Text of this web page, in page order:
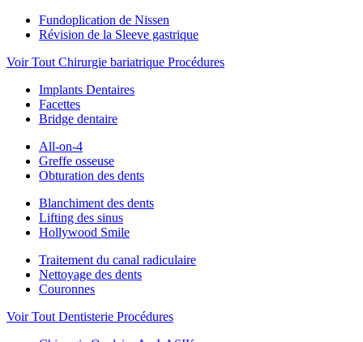
Fundoplication de Nissen
Révision de la Sleeve gastrique
Voir Tout Chirurgie bariatrique Procédures
Implants Dentaires
Facettes
Bridge dentaire
All-on-4
Greffe osseuse
Obturation des dents
Blanchiment des dents
Lifting des sinus
Hollywood Smile
Traitement du canal radiculaire
Nettoyage des dents
Couronnes
Voir Tout Dentisterie Procédures